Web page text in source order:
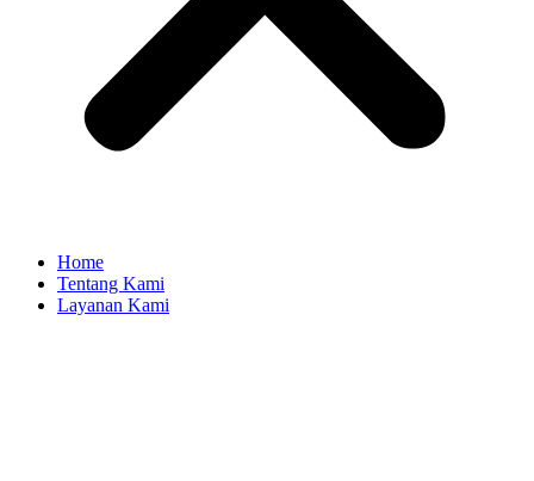
Home
Tentang Kami
Layanan Kami